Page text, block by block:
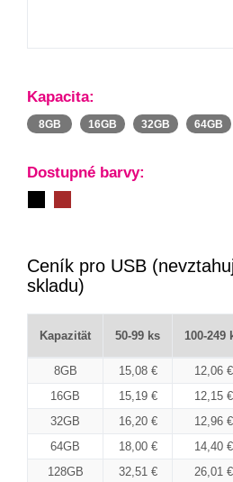
Kapacita:
8GB 16GB 32GB 64GB
Dostupné barvy:
Ceník pro USB
skladu)
Kapazität 50-99 ks 100-249
8GB 15,08 € 12,06 €
16GB
15,19 € 12,15 €
32GB
16,20 € 12,96 €
64GB
18,00 € 14,40 €
128GB
32,51 € 26,01 €